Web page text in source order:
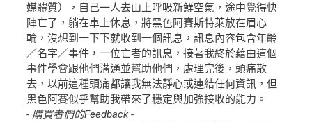
媒體質），自己一人去山上呼吸新鮮空氣，途中覺得快
陣亡了，躺在車上休息，將黑色阿賽斯特萊放在眉心
輪，沒想到一下下就收到一個訊息，訊息內容包含年齡
／名字／事件，一位亡者的訊息，接著我終於藉由這個
事件學會跟他們溝通並幫助他們，處理完後，頭痛散
去，以前這種頭痛都讓我無法靜心或連結任何資訊，但
黑色阿賽似乎幫助我帶來了穩定與加強接收的能力。
- 購買者們的Feedback -